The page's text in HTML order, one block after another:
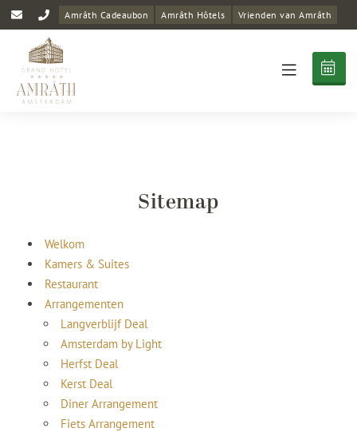
Amrâth Cadeaubon Amrâth Hôtels Vrienden van Amrâth
Sitemap
Welkom
Kamers & Suites
Restaurant
Arrangementen
Langverblijf Deal
Amsterdam by Light
Herfst Deal
Kerst Deal
Diner Arrangement
Fiets Arrangement